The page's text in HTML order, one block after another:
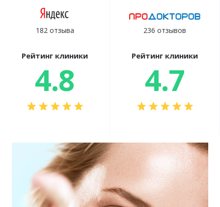
182 отзыва
Рейтинг клиники
4.8
236 отзывов
Рейтинг клиники
4.7